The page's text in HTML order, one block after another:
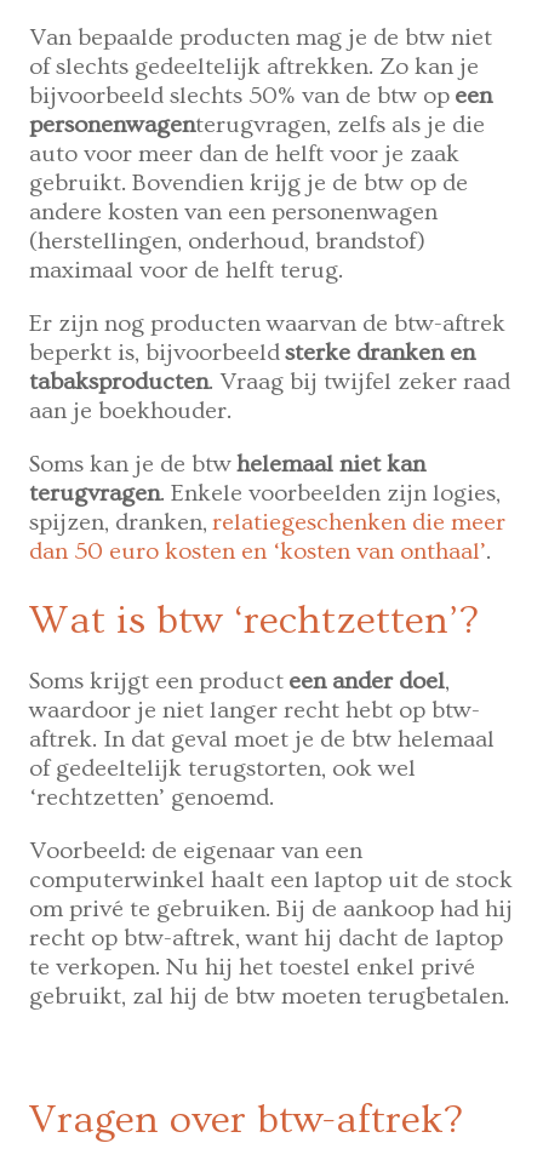
Van bepaalde producten mag je de btw niet
of slechts gedeeltelijk aftrekken. Zo kan je
bijvoorbeeld slechts 50% van de btw op een
personenwagenterugvragen, zelfs als je die
auto voor meer dan de helft voor je zaak
gebruikt. Bovendien krijg je de btw op de
andere kosten van een personenwagen
(herstellingen, onderhoud, brandstof)
maximaal voor de helft terug.
Er zijn nog producten waarvan de btw-aftrek
beperkt is, bijvoorbeeldsterke dranken en
tabaksproducten. Vraag bij twijfel zeker raad
aan je boekhouder.
Soms kan je de btwhelemaal niet kan
terugvragen. Enkele voorbeelden zijn logies,
spijzen, dranken,relatiegeschenken die meer
dan 50 euro kosten en ‘kosten van onthaal’.
Wat is btw ‘rechtzetten’?
Soms krijgt een product een ander doel,
waardoor je niet langer recht hebt op btw-
aftrek. In dat geval moet je de btw helemaal
of gedeeltelijk terugstorten, ook wel
‘rechtzetten’ genoemd.
Voorbeeld: de eigenaar van een
computerwinkel haalt een laptop uit de stock
om privé te gebruiken. Bij de aankoop had hij
recht op btw-aftrek, want hij dacht de laptop
te verkopen. Nu hij het toestel enkel privé
gebruikt, zal hij de btw moeten terugbetalen.
Vragen over btw-aftrek?